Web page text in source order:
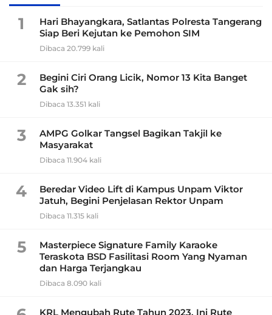
1
Hari Bhayangkara, Satlantas Polresta Tangerang
Siap Beri Kejutan ke Pemohon SIM
Dibaca 20.799 kali
2
Begini Ciri Orang Licik, Nomor 13 Kita Banget
Gak sih?
Dibaca 13.351 kali
3
AMPG Golkar Tangsel Bagikan Takjil ke
Masyarakat
Dibaca 11.904 kali
4
Beredar Video Lift di Kampus Unpam Viktor
Jatuh, Begini Penjelasan Rektor Unpam
Dibaca 11.315 kali
5
Masterpiece Signature Family Karaoke
Teraskota BSD Fasilitasi Room Yang Nyaman
dan Harga Terjangkau
Dibaca 8.090 kali
KRL Mengubah Rute Tahun 2023, Ini Rute